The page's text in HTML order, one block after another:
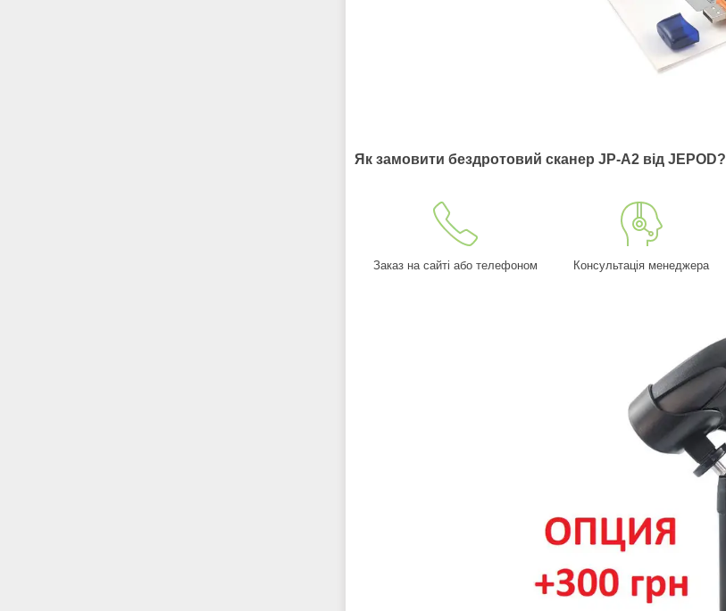
Як замовити бездротовий сканер JP-A2 від JEPOD?
Заказ на сайті або телефоном Консультація менеджера